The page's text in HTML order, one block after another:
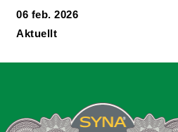
06 feb. 2026
Aktuellt